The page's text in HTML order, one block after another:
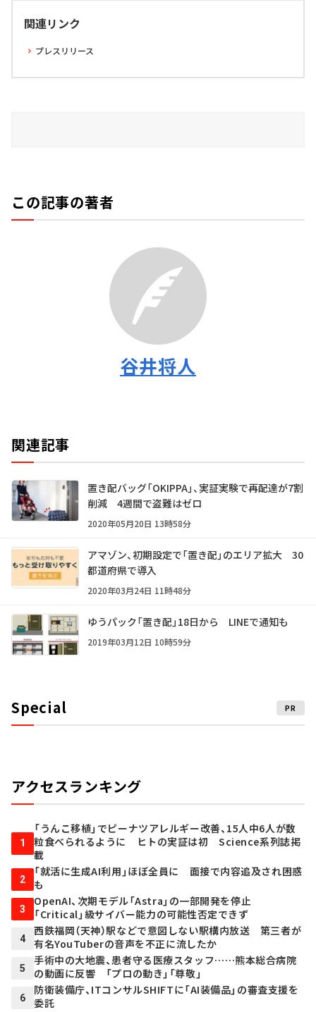
関連リンク
プレスリリース
この記事の著者
谷井将人
関連記事
置き配バッグ「OKIPPA」、実証実験で再配達が7割
削減 4週間で盗難はゼロ
2020年05月20日 13時58分
アマゾン、初期設定で「置き配」のエリア拡大 30
都道府県で導入
2020年03月24日 11時48分
ゆうパック「置き配」18日から LINEで通知も
2019年03月12日 10時59分
Special PR
アクセスランキング
1
「うんこ移植」でピーナツアレルギー改善、15人中6人が数
粒食べられるように ヒトの実証は初 Science系列誌掲
載
2
「就活に生成AI利用」ほぼ全員に 面接で内容追及され困惑
も
3
OpenAI、次期モデル「Astra」の一部開発を停止
「Critical」級サイバー能力の可能性否定できず
4
西鉄福岡（天神）駅などで意図しない駅構内放送 第三者が
有名YouTuberの音声を不正に流したか
5
手術中の大地震、患者守る医療スタッフ……熊本総合病院
の動画に反響 「プロの動き」「尊敬」
6
防衛装備庁、ITコンサルSHIFTに「AI装備品」の審査支援を
委託